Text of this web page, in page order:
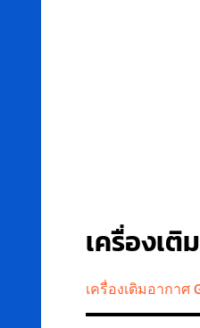
เครื่องเติ
เครื่องเติมอากาศ